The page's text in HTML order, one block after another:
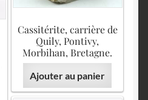
Cassitérite, carrière de
Quily, Pontivy,
Morbihan, Bretagne.
Ajouter au panier